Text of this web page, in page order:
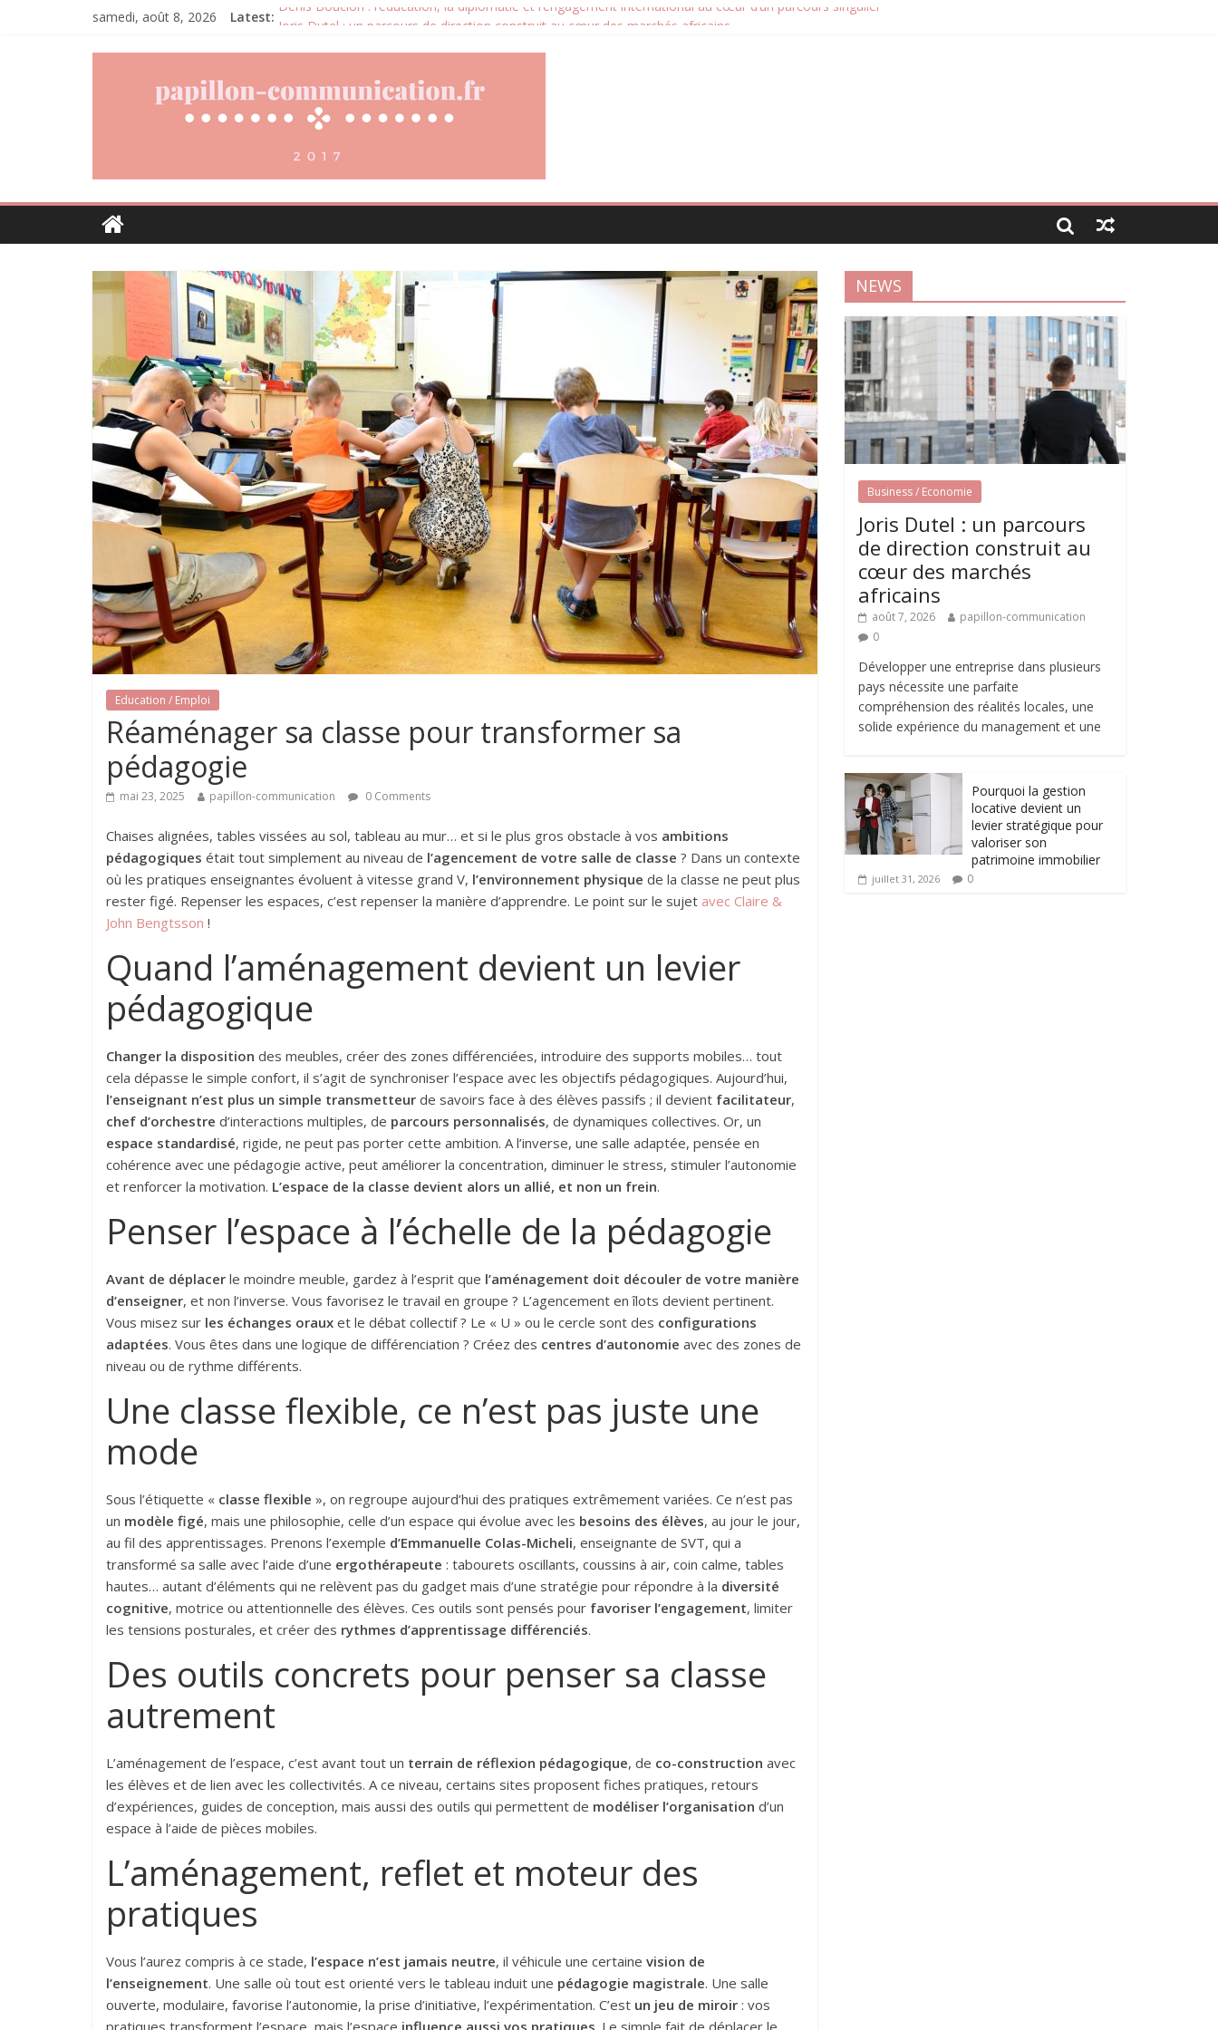
samedi, août 8, 2026 Latest: Denis Bouclon : l’éducation, la diplomatie et l’engagement international au cœur d’un parcours singulier
Pourquoi la gestion locative devient un levier stratégique pour valoriser son patrimoine immobilier
Daniel Moquet : quand les avis clients deviennent un levier d’amélioration continue ?
Agria : une assurance santé animale conçue pour répondre aux besoins des propriétaires
Education / Emploi
Réaménager sa classe pour transformer sa
pédagogie
mai 23, 2025 papillon-communication 0 Comments
Chaises alignées, tables vissées au sol, tableau au mur… et si le plus gros obstacle à vos ambitions
pédagogiques était tout simplement au niveau de l’agencement de votre salle de classe ? Dans un contexte
où les pratiques enseignantes évoluent à vitesse grand V, l’environnement physique de la classe ne peut plus
rester figé. Repenser les espaces, c’est repenser la manière d’apprendre. Le point sur le sujet avec Claire &
John Bengtsson !
Quand l’aménagement devient un levier
pédagogique
Changer la disposition des meubles, créer des zones différenciées, introduire des supports mobiles… tout
cela dépasse le simple confort, il s’agit de synchroniser l’espace avec les objectifs pédagogiques. Aujourd’hui,
l’enseignant n’est plus un simple transmetteur de savoirs face à des élèves passifs ; il devient facilitateur,
chef d’orchestre d’interactions multiples, de parcours personnalisés, de dynamiques collectives. Or, un
espace standardisé, rigide, ne peut pas porter cette ambition. A l’inverse, une salle adaptée, pensée en
cohérence avec une pédagogie active, peut améliorer la concentration, diminuer le stress, stimuler l’autonomie
et renforcer la motivation. L’espace de la classe devient alors un allié, et non un frein.
Penser l’espace à l’échelle de la pédagogie
Avant de déplacer le moindre meuble, gardez à l’esprit que l’aménagement doit découler de votre manière
d’enseigner, et non l’inverse. Vous favorisez le travail en groupe ? L’agencement en îlots devient pertinent.
Vous misez sur les échanges oraux et le débat collectif ? Le « U » ou le cercle sont des configurations
adaptées. Vous êtes dans une logique de différenciation ? Créez des centres d’autonomie avec des zones de
niveau ou de rythme différents.
Une classe flexible, ce n’est pas juste une
mode
Sous l’étiquette « classe flexible », on regroupe aujourd’hui des pratiques extrêmement variées. Ce n’est pas
un modèle figé, mais une philosophie, celle d’un espace qui évolue avec les besoins des élèves, au jour le jour,
au fil des apprentissages. Prenons l’exemple d’Emmanuelle Colas-Micheli, enseignante de SVT, qui a
transformé sa salle avec l’aide d’une ergothérapeute : tabourets oscillants, coussins à air, coin calme, tables
hautes… autant d’éléments qui ne relèvent pas du gadget mais d’une stratégie pour répondre à la diversité
cognitive, motrice ou attentionnelle des élèves. Ces outils sont pensés pour favoriser l’engagement, limiter
les tensions posturales, et créer des rythmes d’apprentissage différenciés.
Des outils concrets pour penser sa classe
autrement
L’aménagement de l’espace, c’est avant tout un terrain de réflexion pédagogique, de co-construction avec
les élèves et de lien avec les collectivités. A ce niveau, certains sites proposent fiches pratiques, retours
d’expériences, guides de conception, mais aussi des outils qui permettent de modéliser l’organisation d’un
espace à l’aide de pièces mobiles.
L’aménagement, reflet et moteur des
pratiques
Vous l’aurez compris à ce stade, l’espace n’est jamais neutre, il véhicule une certaine vision de
l’enseignement. Une salle où tout est orienté vers le tableau induit une pédagogie magistrale. Une salle
ouverte, modulaire, favorise l’autonomie, la prise d’initiative, l’expérimentation. C’est un jeu de miroir : vos
pratiques transforment l’espace, mais l’espace influence aussi vos pratiques . Le simple fait de déplacer le
NEWS
Business / Economie
Joris Dutel : un parcours
de direction construit au
cœur des marchés
africains
août 7, 2026
papillon-communication
0
Développer une entreprise dans plusieurs
pays nécessite une parfaite
compréhension des réalités locales, une
solide expérience du management et une
Pourquoi la gestion
locative devient un
levier stratégique pour
valoriser son
patrimoine immobilier
juillet 31, 2026 0